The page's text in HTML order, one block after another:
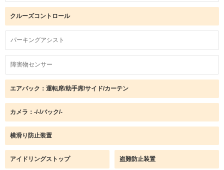
クルーズコントロール
パーキングアシスト
障害物センサー
エアバック：運転席/助手席/サイド/カーテン
カメラ：-/-/バック/-
横滑り防止装置
アイドリングストップ 盗難防止装置